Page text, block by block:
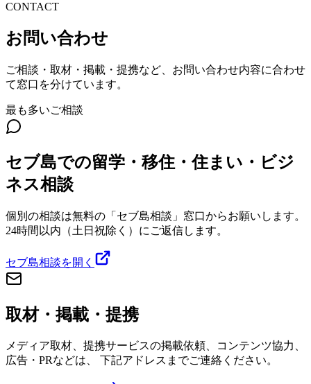
CONTACT
お問い合わせ
ご相談・取材・掲載・提携など、お問い合わせ内容に合わせ
て窓口を分けています。
最も多いご相談
セブ島での留学・移住・住まい・ビジ
ネス相談
個別の相談は無料の「セブ島相談」窓口からお願いします。
24時間以内（土日祝除く）にご返信します。
セブ島相談を開く
取材・掲載・提携
メディア取材、提携サービスの掲載依頼、コンテンツ協力、
広告・PRなどは、 下記アドレスまでご連絡ください。